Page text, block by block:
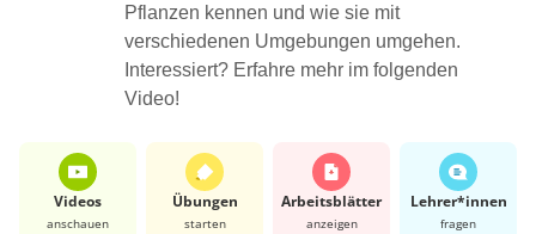
Pflanzen kennen und wie sie mit
verschiedenen Umgebungen umgehen.
Interessiert? Erfahre mehr im folgenden
Video!
Videos
anschauen
Übungen
starten
Arbeits­blätter
anzeigen
Lehrer*​innen
fragen